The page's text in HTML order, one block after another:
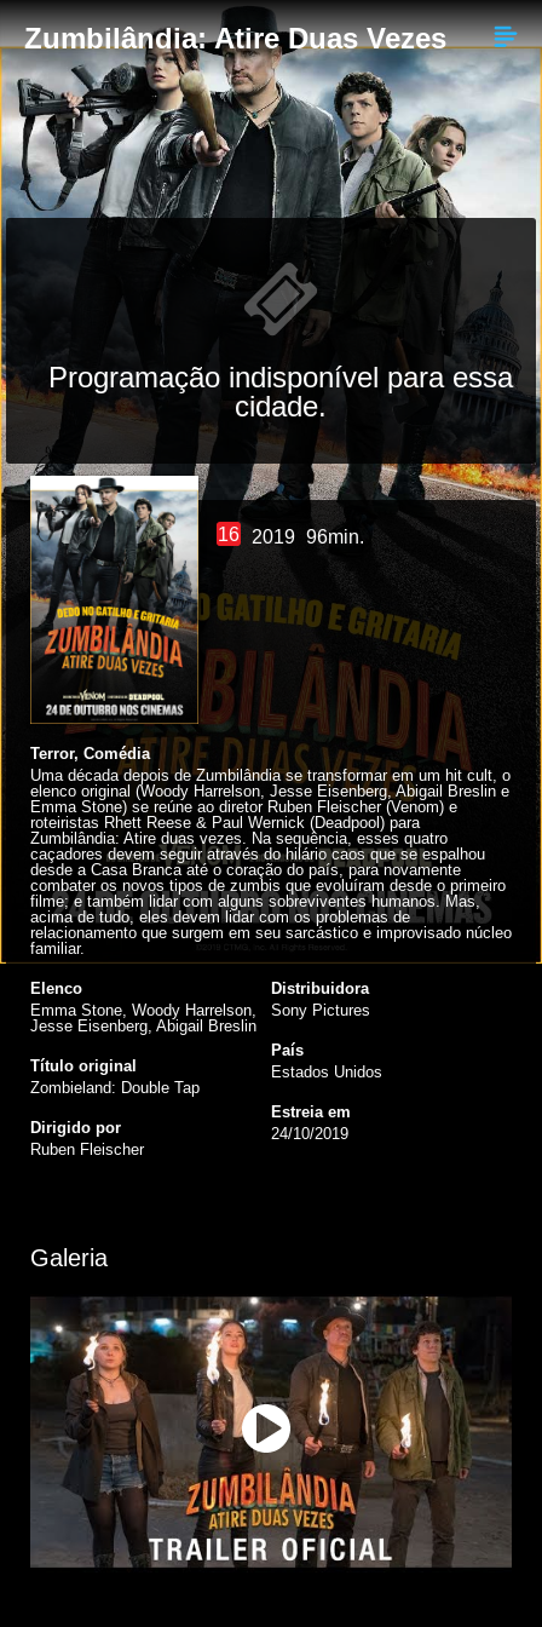
Zumbilândia: Atire Duas Vezes
Programação indisponível para essa
cidade.
16 2019 96min.
Terror, Comédia
Uma década depois de Zumbilândia se transformar em um hit cult, o
elenco original (Woody Harrelson, Jesse Eisenberg, Abigail Breslin e
Emma Stone) se reúne ao diretor Ruben Fleischer (Venom) e
roteiristas Rhett Reese & Paul Wernick (Deadpool) para
Zumbilândia: Atire duas vezes. Na sequência, esses quatro
caçadores devem seguir através do hilário caos que se espalhou
desde a Casa Branca até o coração do país, para novamente
combater os novos tipos de zumbis que evoluíram desde o primeiro
filme; e também lidar com alguns sobreviventes humanos. Mas,
acima de tudo, eles devem lidar com os problemas de
relacionamento que surgem em seu sarcástico e improvisado núcleo
familiar.
Elenco
Emma Stone, Woody Harrelson,
Jesse Eisenberg, Abigail Breslin
Título original
Zombieland: Double Tap
Dirigido por
Ruben Fleischer
Distribuidora
Sony Pictures
País
Estados Unidos
Estreia em
24/10/2019
Galeria